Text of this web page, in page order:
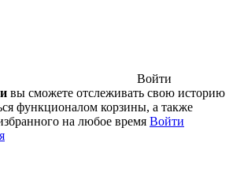
Войти
вы сможете отслеживать свою историю
функционалом корзины, а также
на любое время Войти